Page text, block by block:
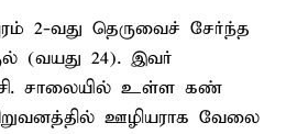
2-வது தெருவைச் சேர்ந்த
(வயது 24). இவர்
சாலையில் உள்ள கண்
ஊழியராக வேலை